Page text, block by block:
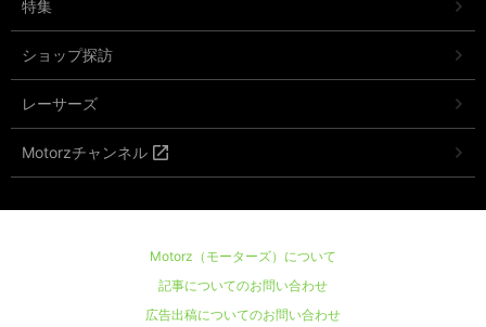
特集
ショップ探訪
レーサーズ
Motorzチャンネル
Motorz（モーターズ）について
記事についてのお問い合わせ
広告出稿についてのお問い合わせ